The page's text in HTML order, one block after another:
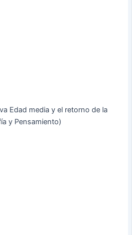
Edad media y el retorno de la
y Pensamiento)